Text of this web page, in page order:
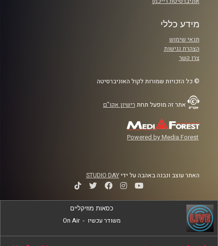
מידע כללי
תנאי שימוש
הצהרת נגישות
צרו קשר
© כל הזכויות שמורות לקול האוניברסיטה
אתר זה מופעל תחת רישיון אקו"ם
Powered by Media Forest
האתר עוצב ונבנה באהבה על ידיSTUDIO DAY
כסאות מוזיקליים
משודר עכשיו -
On Air